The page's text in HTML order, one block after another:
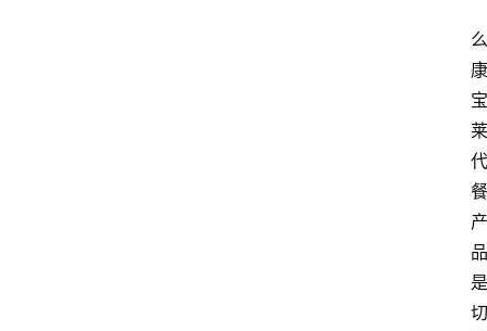
么
康
宝
莱
代
餐
产
品
是
切